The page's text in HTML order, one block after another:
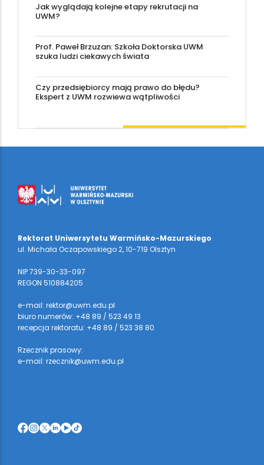
Jak wyglądają kolejne etapy rekrutacji na
UWM?
Prof. Paweł Brzuzan: Szkoła Doktorska UWM
szuka ludzi ciekawych świata
Czy przedsiębiorcy mają prawo do błędu?
Ekspert z UWM rozwiewa wątpliwości
Rektorat Uniwersytetu Warmińsko-Mazurskiego
ul. Michała Oczapowskiego 2, 10-719 Olsztyn
NIP 739-30-33-097
REGON 510884205
e-mail: rektor@uwm.edu.pl
biuro numerów: +48 89 / 523 49 13
recepcja rektoratu: +48 89 / 523 38 80
Rzecznik prasowy:
e-mail: rzecznik@uwm.edu.pl